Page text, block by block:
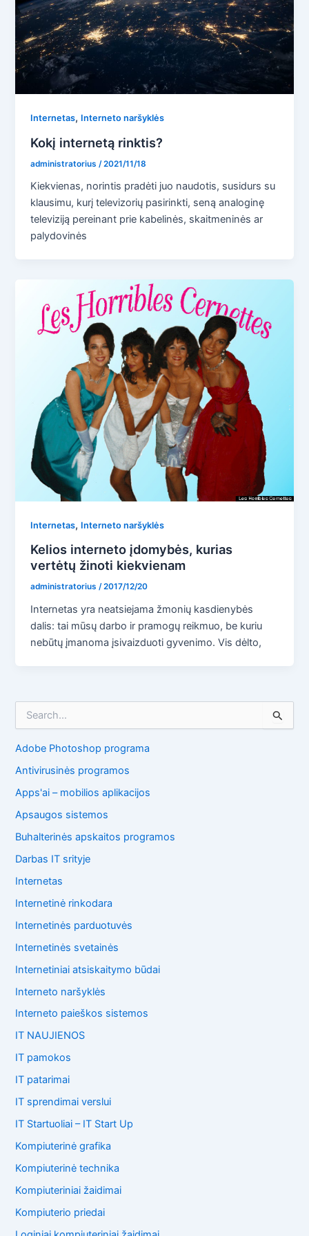
Internetas, Interneto naršyklės
Kokį internetą rinktis?
administratorius /2021/11/18
Kiekvienas, norintis pradėti juo naudotis, susidurs su
klausimu, kurį televizorių pasirinkti, seną analoginę
televiziją pereinant prie kabelinės, skaitmeninės ar
palydovinės
Internetas, Interneto naršyklės
Kelios interneto įdomybės, kurias
vertėtų žinoti kiekvienam
administratorius/2017/12/20
Internetas yra neatsiejama žmonių kasdienybės
dalis: tai mūsų darbo ir pramogų reikmuo, be kuriu
nebūtų įmanoma įsivaizduoti gyvenimo. Vis dėlto,
k
t
i
Adobe Photoshop programa
Antivirusinės programos
Apps'ai – mobilios aplikacijos
Apsaugos sistemos
Buhalterinės apskaitos programos
Darbas IT srityje
Internetas
Internetinė rinkodara
Internetinės parduotuvės
Internetinės svetainės
Internetiniai atsiskaitymo būdai
Interneto naršyklės
Interneto paieškos sistemos
IT NAUJIENOS
IT pamokos
IT patarimai
IT sprendimai verslui
IT Startuoliai – IT Start Up
Kompiuterinė grafika
Kompiuterinė technika
Kompiuteriniai žaidimai
Kompiuterio priedai